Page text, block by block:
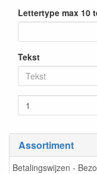
Assortiment
Betalingswijzen -
Lettertype max 10
Tekst